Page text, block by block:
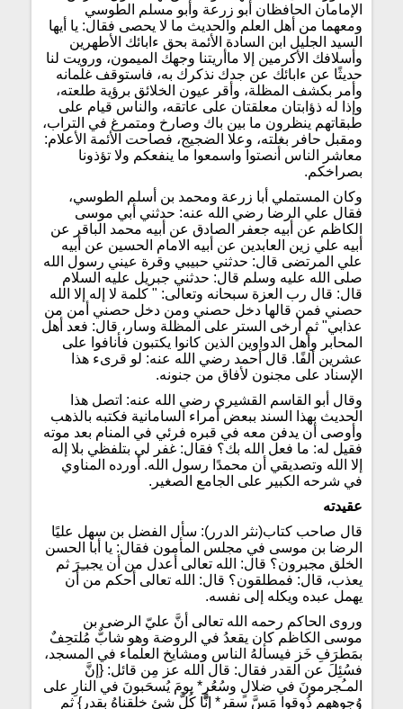
الإمامان الحافظان أبو زرعة وأبو مسلم الطوسي
ومعهما من أهل العلم والحديث ما لا يحصى فقال: يا أيها
السيد الجليل ابن السادة الأئمة بحق ءابائك الأطهرين
وأسلافك الأكرمين إلا ماأريتنا وجهك الميمون، ورويت لنا
حديثًا عن ءابائك عن جدك نذكرك به، فاستوقف غلمانه
وأمر بكشف المظلة، وأقر عيون الخلائق برؤية طلعته،
وإذا له ذؤابتان معلقتان على عاتقه، والناس قيام على
طبقاتهم ينظرون ما بين باك وصارخ ومتمرغ في التراب،
ومقبل حافر بغلته، وعلا الضجيج، فصاحت الأئمة الأعلام:
معاشر الناس أنصتوا واسمعوا ما ينفعكم ولا تؤذونا
بصراخكم.
وكان المستملي أبا زرعة ومحمد بن أسلم الطوسي،
فقال علي الرضا رضي الله عنه: حدثني أبي موسى
الكاظم عن أبيه جعفر الصادق عن أبيه محمد الباقر عن
أبيه علي زين العابدين عن أبيه الامام الحسين عن أبيه
علي المرتضى قال: حدثني حبيبي وقرة عيني رسول الله
صلى الله عليه وسلم قال: حدثني جبريل عليه السلام
قال: قال رب العزة سبحانه وتعالى: " كلمة لا إله إلا الله
حصني فمن قالها دخل حصني ومن دخل حصني أمن من
عذابي" ثم أرخى الستر على المظلة وسار، قال: فعد أهل
المحابر وأهل الدواوين الذين كانوا يكتبون فأنافوا على
عشرين ألفًا. قال أحمد رضي الله عنه: لو قرىء هذا
الإسناد على مجنون لأفاق من جنونه.
وقال أبو القاسم القشيري رضي الله عنه: اتصل هذا
الحديث بهذا السند ببعض أمراء السامانية فكتبه بالذهب
وأوصى أن يدفن معه في قبره فرئي في المنام بعد موته
فقيل له: ما فعل الله بك؟ فقال: غفر لي بتلفظي بلا إله
إلا الله وتصديقي أن محمدًا رسول الله. أورده المناوي
في شرحه الكبير على الجامع الصغير.
عقيدته
قال صاحب كتاب(نثر الدرر): سأل الفضل بن سهل عليًا
الرضا بن موسى في مجلس المأمون فقال: يا أبا الحسن
الخلق مجبرون؟ قال: الله تعالى أعدل من أن يجبـِرَ ثم
يعذب، قال: فمطلقون؟ قال: الله تعالى أحكم من أن
يهمل عبده ويكله إلى نفسه.
وروى الحاكم رحمه الله تعالى أنَّ عليّ الرضى بن
موسى الكاظم كان يقعدُ في الروضة وهو شابٌّ مُلتحِفٌ
بمَطرَفِ خَز فيسألهُ الناس ومشايخ العلماء في المسجد،
فسُئِلَ عن القدر فقال: قال الله عز مِن قائل: {إنَّ
المـُجرمونَ في ضلالٍ وسُعُرٍ* يومَ يُسحَبونَ في النارِ على
وُجوههم ذُوقوا مَسَّ سقر* إنَّا كُلَّ شئٍ خلقناهُ بقدر} ثم